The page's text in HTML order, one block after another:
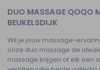
DUO MASSAGE QOQO
BEUKELSDIJK
Wil je jouw massage-
onze duo massage de
massage krijgen of elk een